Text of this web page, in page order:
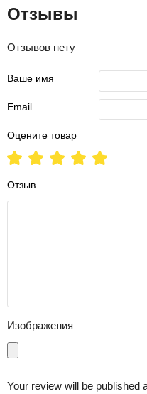
Отзывы
Отзывов нету
Ваше имя
Email
Оцените товар
Отзыв
Изображения
Your review will be published